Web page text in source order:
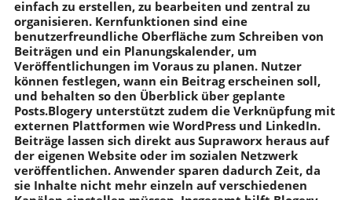
einfach zu erstellen, zu bearbeiten und zentral zu
organisieren. Kernfunktionen sind eine
benutzerfreundliche Oberfläche zum Schreiben von
Beiträgen und ein Planungskalender, um
Veröffentlichungen im Voraus zu planen. Nutzer
können festlegen, wann ein Beitrag erscheinen soll,
und behalten so den Überblick über geplante
Posts.Blogery unterstützt zudem die Verknüpfung mit
externen Plattformen wie WordPress und LinkedIn.
Beiträge lassen sich direkt aus Supraworx heraus auf
der eigenen Website oder im sozialen Netzwerk
veröffentlichen. Anwender sparen dadurch Zeit, da
sie Inhalte nicht mehr einzeln auf verschiedenen